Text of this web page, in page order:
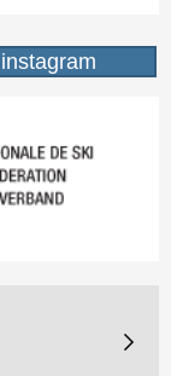
instagram